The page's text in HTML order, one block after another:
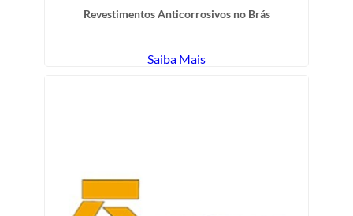
Revestimentos Anticorrosivos no Brás
Saiba Mais